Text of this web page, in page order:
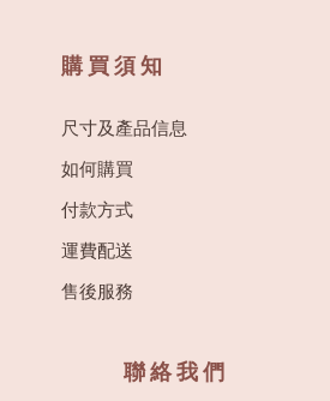
購買須知
尺寸及產品信息
如何購買
付款方式
運費配送
售後服務
聯絡我們